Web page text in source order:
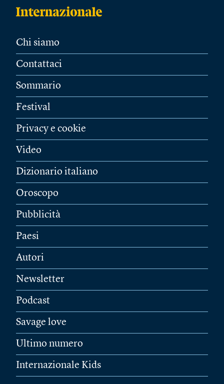
Chi siamo
Contattaci
Sommario
Festival
Privacy e cookie
Video
Dizionario italiano
Oroscopo
Pubblicità
Paesi
Autori
Newsletter
Podcast
Savage love
Ultimo numero
Internazionale Kids